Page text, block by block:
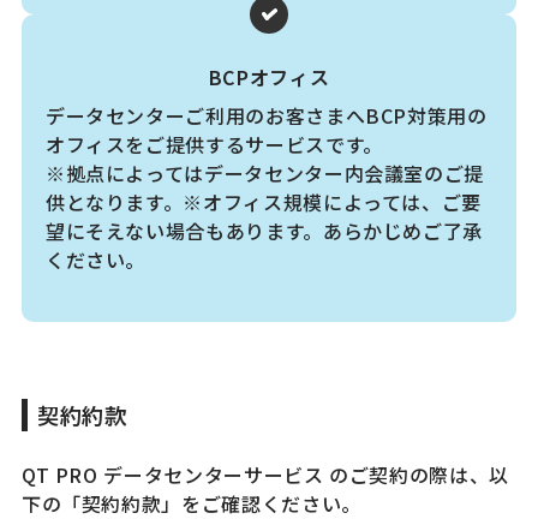
BCPオフィス
データセンターご利用のお客さまへBCP対策用の
オフィスをご提供するサービスです。
※拠点によってはデータセンター内会議室のご提
供となります。※オフィス規模によっては、ご要
望にそえない場合もあります。あらかじめご了承
ください。
契約約款
QT PRO データセンターサービス のご契約の際は、以
下の「契約約款」をご確認ください。